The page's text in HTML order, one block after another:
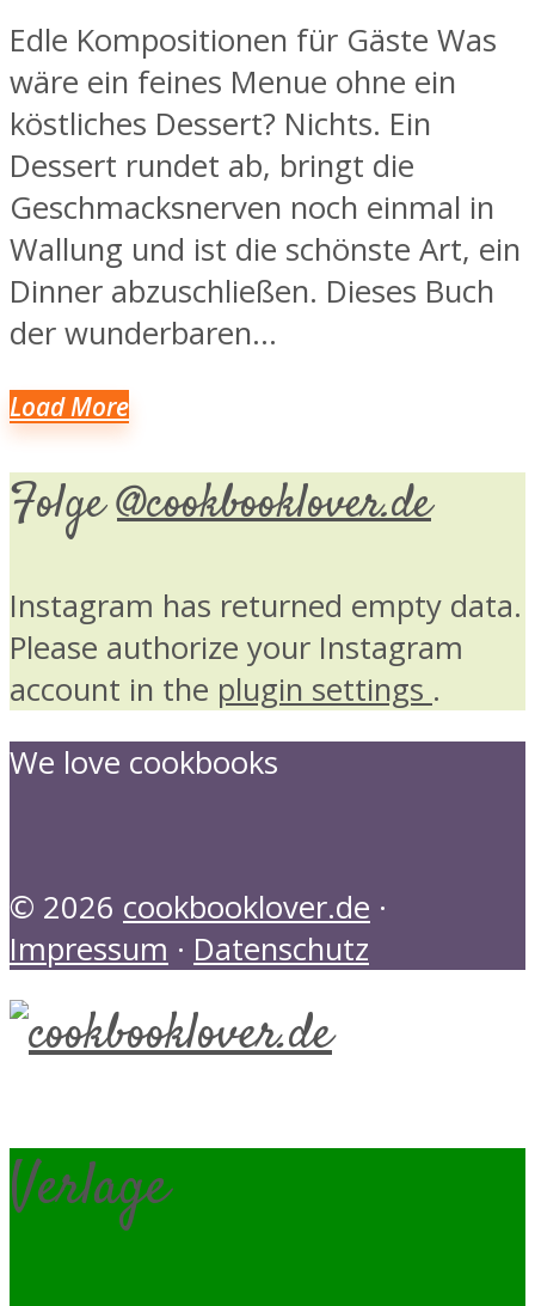
Edle Kompositionen für Gäste Was
wäre ein feines Menue ohne ein
köstliches Dessert? Nichts. Ein
Dessert rundet ab, bringt die
Geschmacksnerven noch einmal in
Wallung und ist die schönste Art, ein
Dinner abzuschließen. Dieses Buch
der wunderbaren...
Load More
Folge@cookbooklover.de
Instagram has returned empty data.
Please authorize your Instagram
account in the plugin settings .
We love cookbooks
© 2026 cookbooklover.de ·
Impressum · Datenschutz
Verlage